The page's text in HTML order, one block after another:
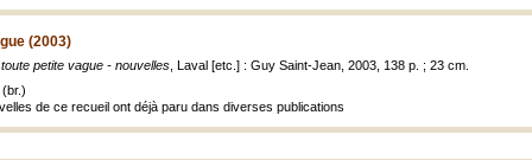
(2003)
petite vague - nouvelles , Laval [etc.] : Guy Saint-Jean, 2003, 138 p. ; 23 cm.
de ce recueil ont déjà paru dans diverses publications